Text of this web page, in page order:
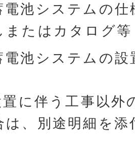
電池システムの
またはカタログ等
電池システムの
に伴う工事以外
は、別途明細を